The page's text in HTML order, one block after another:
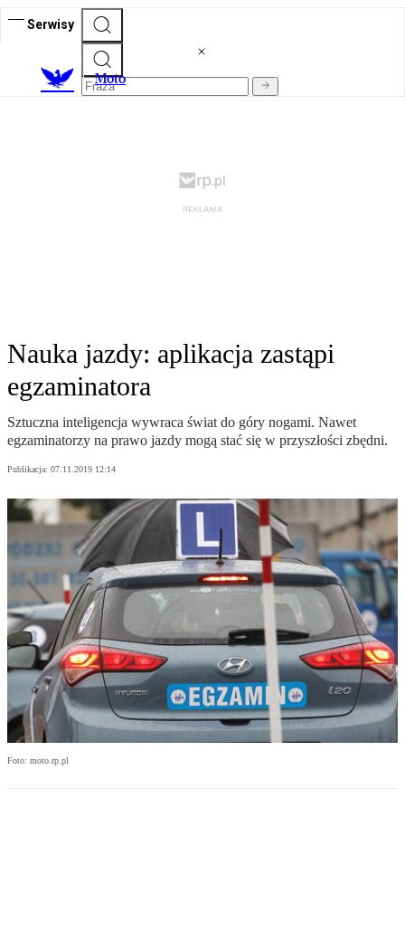
Serwisy
Moto
Nauka jazdy: aplikacja zastąpi
egzaminatora
Sztuczna inteligencja wywraca świat do góry nogami. Nawet
egzaminatorzy na prawo jazdy mogą stać się w przyszłości zbędni.
Publikacja: 07.11.2019 12:14
Foto: moto.rp.pl